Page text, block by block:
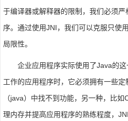
于编译器或解释器的限制，我们必须
序。通过使用JNI，我们可以克服只使
局限性。
企业应用程序实际使用了Java的
工作的应用程序时，它必须拥有一些
（java）中找不到功能，另一种，比
理内存并提高应用程序的熟练程度，